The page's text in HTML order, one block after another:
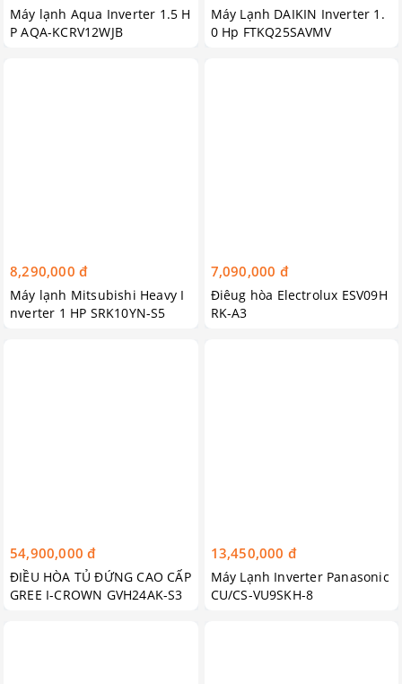
Máy lạnh Aqua Inverter 1.5 H
P AQA-KCRV12WJB
Máy Lạnh DAIKIN Inverter 1.
0 Hp FTKQ25SAVMV
8,290,000 đ
Máy lạnh Mitsubishi Heavy I
nverter 1 HP SRK10YN-S5
7,090,000 đ
Điêug hòa Electrolux ESV09H
RK-A3
54,900,000 đ
ĐIỀU HÒA TỦ ĐỨNG CAO CẤP
GREE I-CROWN GVH24AK-S3
13,450,000 đ
Máy Lạnh Inverter Panasonic
CU/CS-VU9SKH-8